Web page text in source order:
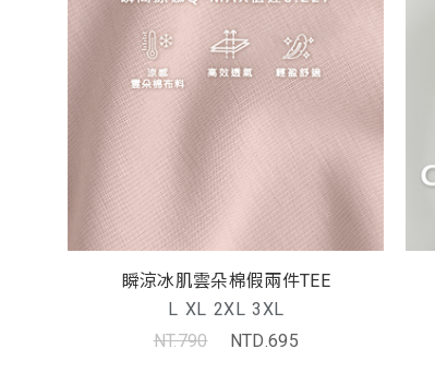
瞬涼冰肌雲朵棉假兩件TEE
L XL 2XL 3XL
NT.790
NTD.695